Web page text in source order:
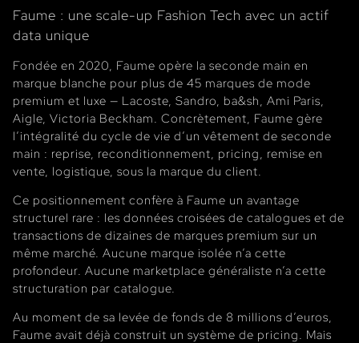
Faume : une scale-up Fashion Tech avec un actif
data unique
Fondée en 2020, Faume opère la seconde main en
marque blanche pour plus de 45 marques de mode
premium et luxe — Lacoste, Sandro, ba&sh, Ami Paris,
Aigle, Victoria Beckham. Concrètement, Faume gère
l’intégralité du cycle de vie d’un vêtement de seconde
main : reprise, reconditionnement, pricing, remise en
vente, logistique, sous la marque du client.
Ce positionnement confère à Faume un avantage
structurel rare : les données croisées de catalogues et de
transactions de dizaines de marques premium sur un
même marché. Aucune marque isolée n’a cette
profondeur. Aucune marketplace généraliste n’a cette
structuration par catalogue.
Au moment de sa levée de fonds de 8 millions d’euros,
Faume avait déjà construit un système de pricing. Mais